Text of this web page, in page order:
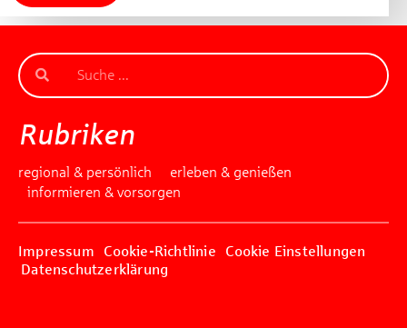
Rubriken
regional & persönlich
erleben & genießen
informieren & vorsorgen
Impressum Cookie-Richtlinie
Cookie Einstellungen
Datenschutzerklärung